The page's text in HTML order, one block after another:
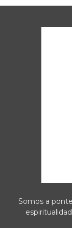
Somos a